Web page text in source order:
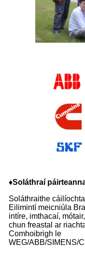
♦Soláthraí
Soláthraithe
Eilimintí meicniúla
intíre, imthacaí,
chun freastal ar
Comhoibrigh le
WEG/ABB/SIMENS/